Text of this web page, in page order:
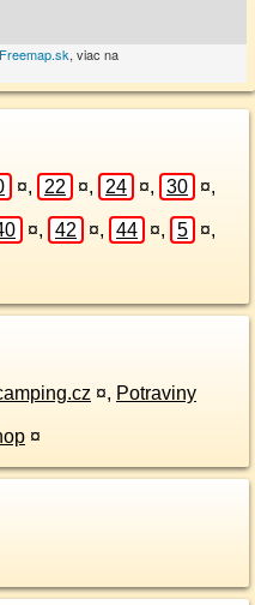
Freemap.sk, viac na
¤, 22 ¤, 24 ¤, 30 ¤,
¤, 42 ¤, 44 ¤, 5 ¤,
¤, Potraviny
¤